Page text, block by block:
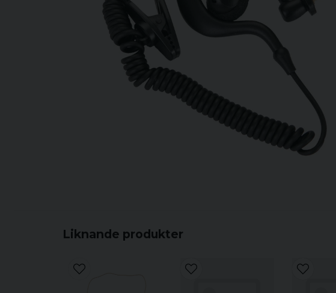
Liknande produkter